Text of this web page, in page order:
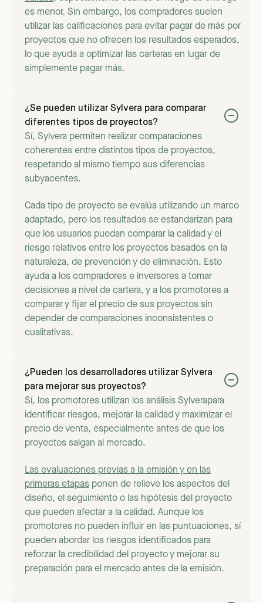
es menor. Sin embargo, los compradores suelen
utilizar las calificaciones para evitar pagar de más por
proyectos que no ofrecen los resultados esperados,
lo que ayuda a optimizar las carteras en lugar de
simplemente pagar más.
¿Se pueden utilizar Sylvera para comparar
diferentes tipos de proyectos?
Sí, Sylvera permiten realizar comparaciones
coherentes entre distintos tipos de proyectos,
respetando al mismo tiempo sus diferencias
subyacentes.
Cada tipo de proyecto se evalúa utilizando un marco
adaptado, pero los resultados se estandarizan para
que los usuarios puedan comparar la calidad y el
riesgo relativos entre los proyectos basados en la
naturaleza, de prevención y de eliminación. Esto
ayuda a los compradores e inversores a tomar
decisiones a nivel de cartera, y a los promotores a
comparar y fijar el precio de sus proyectos sin
depender de comparaciones inconsistentes o
cualitativas.
¿Pueden los desarrolladores utilizar Sylvera
para mejorar sus proyectos?
Sí, los promotores utilizan los análisis Sylverapara
identificar riesgos, mejorar la calidad y maximizar el
precio de venta, especialmente antes de que los
proyectos salgan al mercado.
Las evaluaciones previas a la emisión y en las
primeras etapas ponen de relieve los aspectos del
diseño, el seguimiento o las hipótesis del proyecto
que pueden afectar a la calidad. Aunque los
promotores no pueden influir en las puntuaciones, sí
pueden abordar los riesgos identificados para
reforzar la credibilidad del proyecto y mejorar su
preparación para el mercado antes de la emisión.